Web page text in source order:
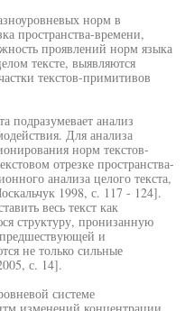
норм в
пространства-времени,
проявлений норм языка
тексте, выявляются
текстов-примитивов
подразумевает анализ
Для анализа
норм текстов-
отрезке пространства-
анализа целого текста,
1998, с. 117 - 124].
весь текст как
структуру, пронизанную
и
не только сильные
с. 14].
системе